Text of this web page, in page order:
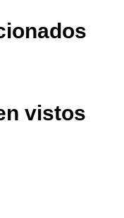
vistos